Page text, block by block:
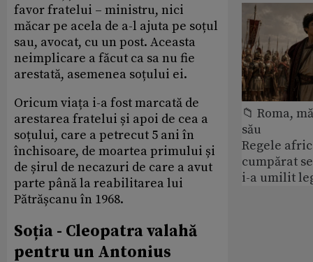
favor fratelui – ministru, nici
măcar pe acela de a-l ajuta pe soțul
sau, avocat, cu un post. Aceasta
neimplicare a făcut ca sa nu fie
arestată, asemenea soțului ei.
Oricum viața i-a fost marcată de
arestarea fratelui și apoi de cea a
soțului, care a petrecut 5 ani în
închisoare, de moartea primului și
de șirul de necazuri de care a avut
parte până la reabilitarea lui
Pătrășcanu în 1968.
Soția - Cleopatra valahă
pentru un Antonius
📁 Roma,
său
Regele
cumpărat
i-a umilit